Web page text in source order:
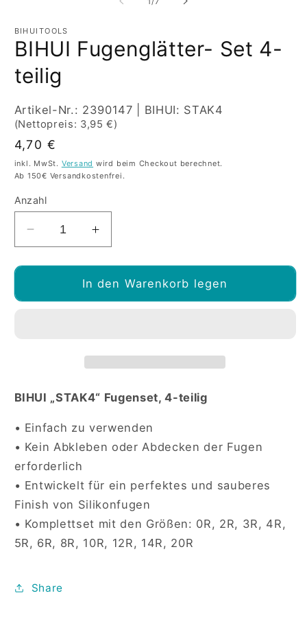
BIHUITOOLS
BIHUI Fugenglätter- Set 4-
teilig
SKU:
Artikel-Nr.: 2390147 | BIHUI: STAK4
(Nettopreis: 3,95 €)
Normaler
Preis
4,70 €
inkl. MwSt. Versand wird beim Checkout berechnet.
Ab 150€ Versandkostenfrei.
Anzahl
Verringere
die
Menge
BIHUI
Erhöhe
die
Menge
für
BIHUI
In den Warenkorb legen
BIHUI „STAK4“ Fugenset, 4-teilig
• Einfach zu verwenden
• Kein Abkleben oder Abdecken der Fugen
erforderlich​
• Entwickelt für ein perfektes und sauberes
Finish von Silikonfugen​
• Komplettset mit den Größen: 0R, 2R, 3R, 4R,
5R, 6R, 8R, 10R, 12R, 14R, 20R
Share